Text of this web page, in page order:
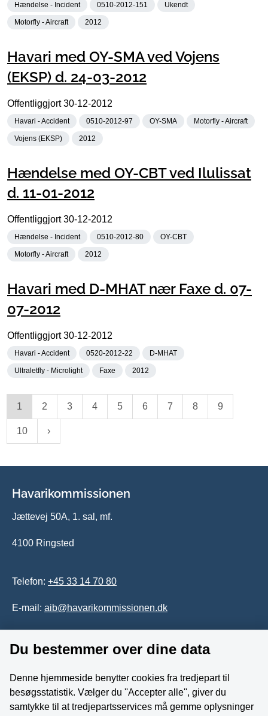
Hændelse - Incident 0510-2012-151 Ukendt
Motorfly - Aircraft 2012
Havari med OY-SMA ved Vojens
(EKSP) d. 24-03-2012
Offentliggjort30-12-2012
Havari - Accident 0510-2012-97 OY-SMA Motorfly - Aircraft
Vojens (EKSP) 2012
Hændelse med OY-CBT ved Ilulissat
d. 11-01-2012
Offentliggjort30-12-2012
Hændelse - Incident 0510-2012-80 OY-CBT
Motorfly - Aircraft 2012
Havari med D-MHAT nær Faxe d. 07-
07-2012
Offentliggjort30-12-2012
Havari - Accident 0520-2012-22 D-MHAT
Ultraletfly - Microlight Faxe 2012
1 2 3 4 5 6 7 8 9
10
Havarikommissionen
Jættevej 50A, 1. sal, mf.
4100 Ringsted
Telefon: +45 33 14 70 80
E-mail: aib@havarikommissionen.dk
Tilgængelighedserklæring
Whistleblowerordning
Følg os på YouTube
Du bestemmer over dine data
Denne hjemmeside benytter cookies fra tredjepart til
besøgsstatistik. Vælger du ''Accepter alle'', giver du
samtykke til at tredjepartsservices må gemme oplysninger